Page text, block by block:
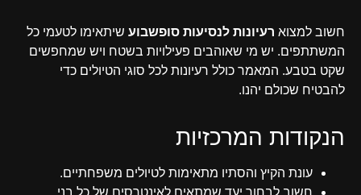
חשוב למצוא רעיונות לנסיעות סופשבוע שיתאימו לטעמי כל
המשתתפים. יש מי שאוהבים פעילויות בשטח ויש שמחפשים
שקט בטבע. המאמר כולל רעיונות לכל סוגי הטיולים כדי
להבטיח שכולם יהנו.
הנקודות המרכזיות
עונת הקיץ והסתיו מתאימות לטיולים משפחתיים.
חשוב לבחור יעד שמתאים לאינטרסים של כל בני